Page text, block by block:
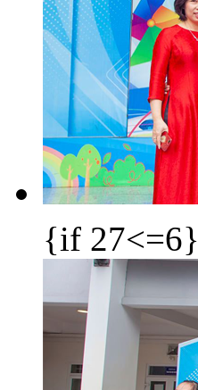
{if 27<=6}